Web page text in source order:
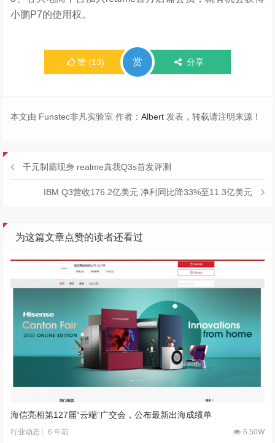
小鹏P7的使用权。
赞 (13) 赏 分享
本文由 Funstec非凡实验室 作者：Albert 发表，转载请注明来源！
千元制霸现身 realme真我Q3s首发评测
IBM Q3营收176.2亿美元 净利同比降33%至11.3亿美元
为这篇文章点赞的读者还看过
海信亮相第127届“云端”广交会，公布最新出海成绩单
行业动态 6 年前 6.50W